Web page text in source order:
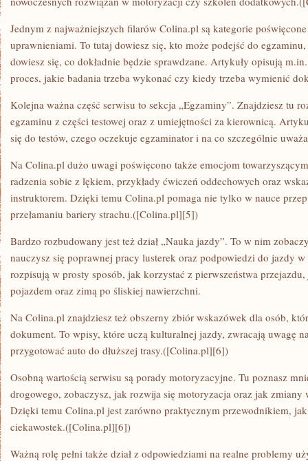
Jednym z najważniejszych filarów Colina.pl są kategorie
uprawnieniami. To tutaj dowiesz się, kto może podejść do
dowiesz się, co dokładnie będzie sprawdzane. Artykuły opisują
proces, jakie badania trzeba wykonać czy kiedy trzeba wymienić
Kolejna ważna część serwisu to sekcja „Egzaminy”. Znajdziesz tu
egzaminu z części testowej oraz z umiejętności za kierownicą.
się do testów, czego oczekuje egzaminator i na co szczególnie
Na Colina.pl dużo uwagi poświęcono także emocjom
radzenia sobie z lękiem, przykłady ćwiczeń oddechowych oraz
instruktorem. Dzięki temu Colina.pl pomaga nie tylko w nauce
przełamaniu bariery strachu.([Colina.pl][5])
Bardzo rozbudowany jest też dział „Nauka jazdy”. To w nim
nauczysz się poprawnej pracy lusterek oraz podpowiedzi do jazdy
rozpisują w prosty sposób, jak korzystać z pierwszeństwa
pojazdem oraz zimą po śliskiej nawierzchni.
Na Colina.pl znajdziesz też obszerny zbiór wskazówek dla osób,
dokument. To wpisy, które uczą kulturalnej jazdy, zwracają uwagę
przygotować auto do dłuższej trasy.([Colina.pl][6])
Osobną wartością serwisu są porady motoryzacyjne. Tu poznasz
drogowego, zobaczysz, jak rozwija się motoryzacja oraz jak
Dzięki temu Colina.pl jest zarówno praktycznym przewodnikiem,
ciekawostek.([Colina.pl][6])
Ważną rolę pełni także dział z odpowiedziami na realne problemy